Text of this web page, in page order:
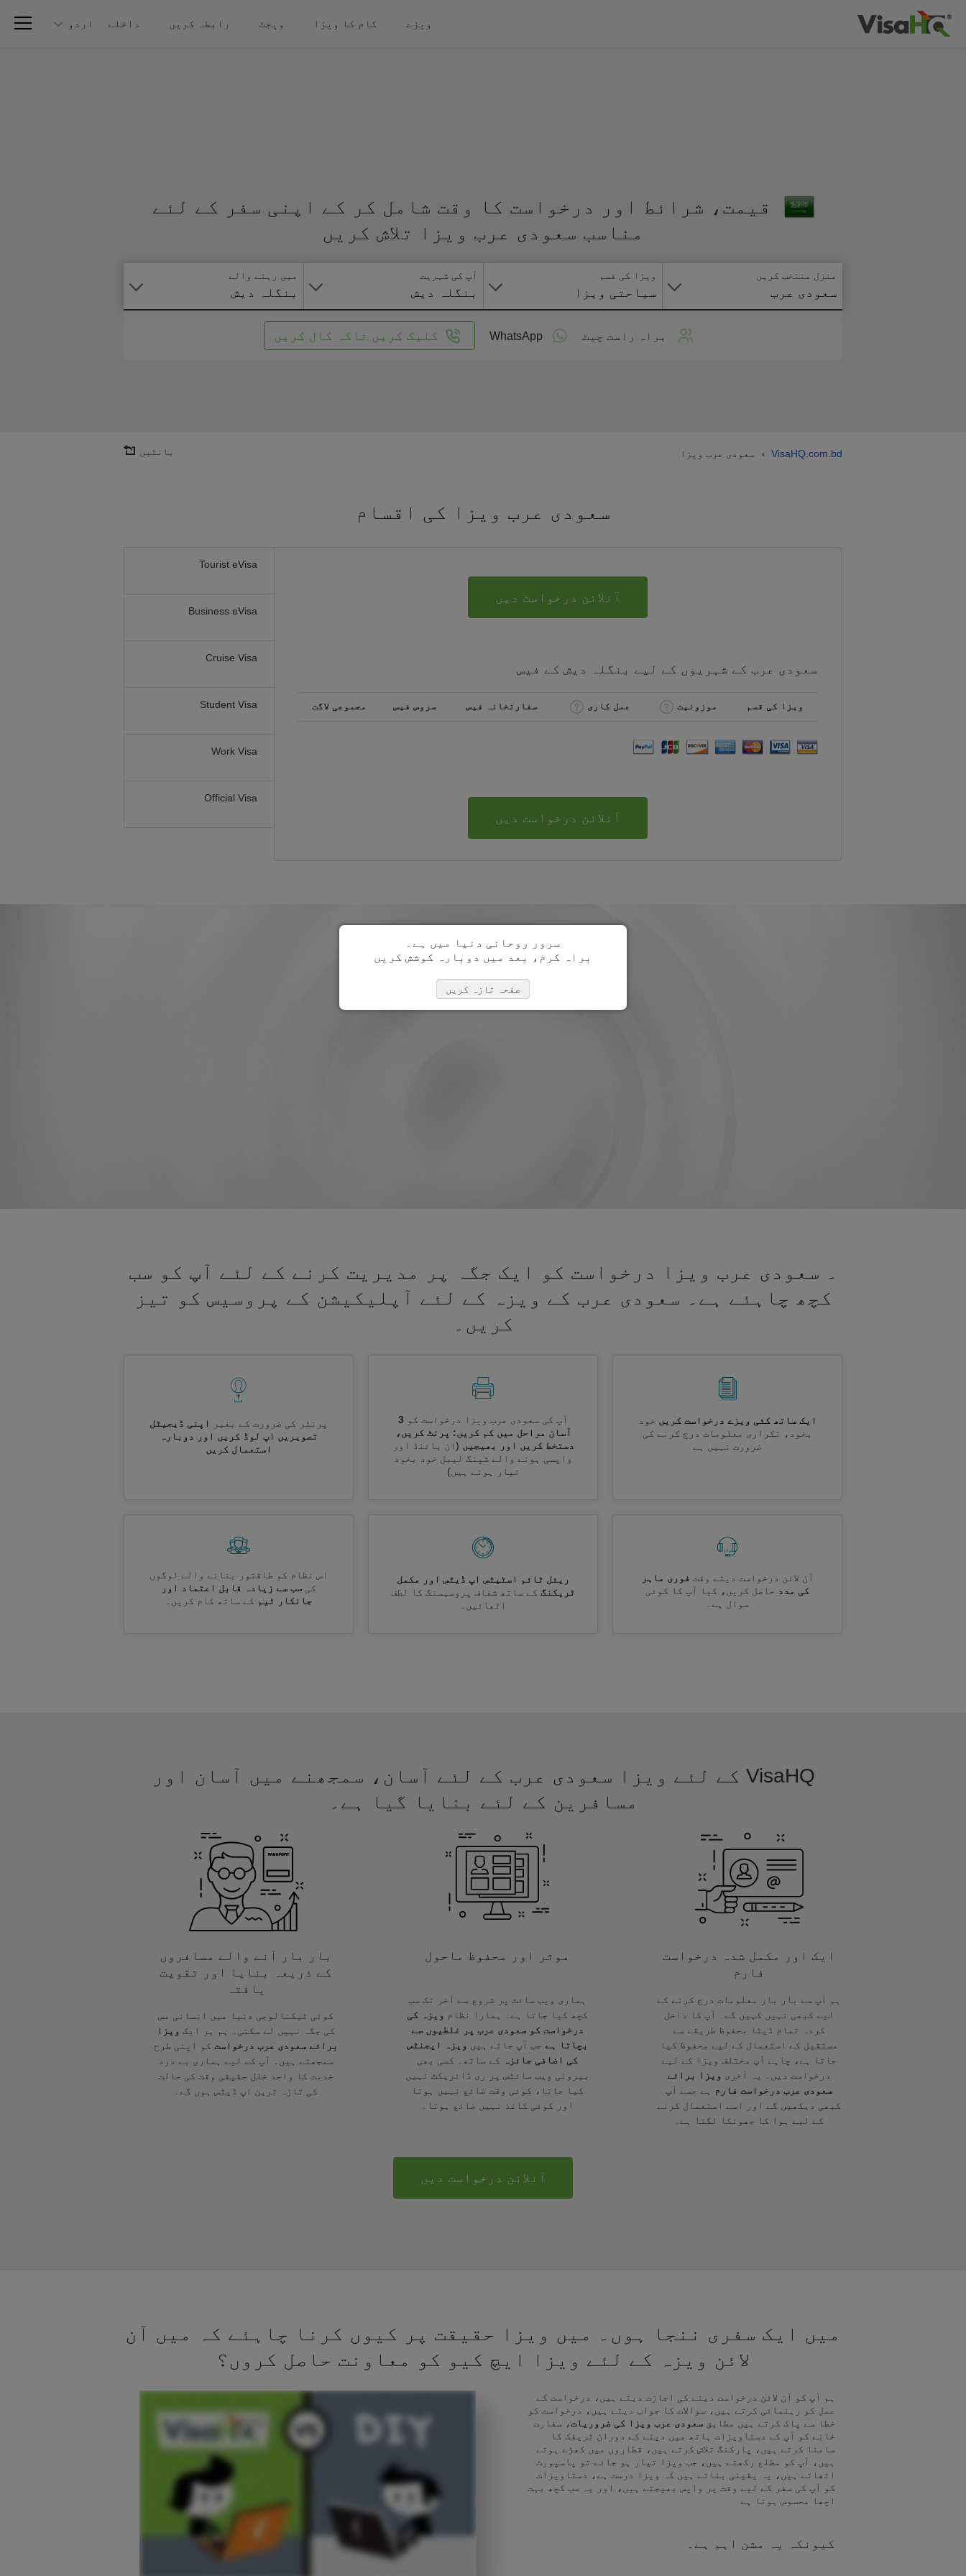
ویزے کام کا ویزا ویجٹ رابطہ کریں داخلے اردو
قیمت، شرائط اور درخواست کا وقت شامل کر کے اپنی سفر کے لئے
مناسب سعودی عرب ویزا تلاش کریں
منزل منتخب کریں
سعودی عرب
ویزا کی قسم
سیاحتی ویزا
آپ کی شہریت
بنگلہ دیش
میں رہنے والے
بنگلہ دیش
براہ راست چیٹ WhatsApp کلیک کریں تاکہ کال کریں
VisaHQ.com.bd
› سعودی عرب ویزا بانٹیں
سعودی عرب ویزا کی اقسام
Tourist eVisa
Business eVisa
Cruise Visa
Student Visa
Work Visa
Official Visa
آنلائن درخواست دیں
سعودی عرب کے شہریوں کے لیے بنگلہ دیش کے فیس
ویزا کی قسم موزونیت عمل کاری سفارتخانہ فیس سروس فیس مجموعی لاگت
آنلائن درخواست دیں
۔ سعودی عرب ویزا درخواست کو ایک جگہ پر مدیریت کرنے کے لئے آپ کو سب
کچھ چاہئے ہے۔ سعودی عرب کے ویزہ کے لئے آپلیکیشن کے پروسیس کو تیز
کریں۔
ایک ساتھ کئی ویزے درخواست کریں خود
بخود، تکراری معلومات درج کرنے کی
ضرورت نہیں ہے
آپ کی سعودی عرب ویزا درخواست کو 3
آسان مراحل میں کم کریں: پرنٹ کریں،
دستخط کریں اور بھیجیں (ان بائنڈ اور
واپسی ہونے والے شپنگ لیبل خود بخود
تیار ہوتے ہیں)
پرنٹر کی ضرورت کے بغیر
اپنی ڈیجیٹل
تصویریں اپ لوڈ کریں اور دوبارہ
استعمال کریں
آن لائن درخواست دیتے وقت فوری ماہر
کی مدد حاصل کریں، کیا آپ کا کوئی
سوال ہے۔
ریئل ٹائم اسٹیٹس اپ ڈیٹس اور مکمل
ٹریکنگ کے ساتھ شفاف پروسیسنگ کا لطف
اٹھائیں۔
اس نظام کو طاقتور بنانے والے لوگوں
کی سب سے زیادہ قابل اعتماد اور
جانکار ٹیم کے ساتھ کام کریں۔
VisaHQ کے لئے ویزا سعودی عرب کے لئے آسان، سمجھنے میں آسان اور
مسافرین کے لئے بنایا گیا ہے۔
ایک اور مکمل شدہ درخواست
فارم
ہم آپ سے بار بار معلومات درج کرنے کے
لیے کبھی نہیں کہیں گے۔ آپ کا داخل
کردہ تمام ڈیٹا محفوظ طریقے سے
مستقبل کے استعمال کے لیے محفوظ کیا
جاتا ہے، چاہے آپ مختلف ویزا کے لیے
درخواست دیں۔ یہ آخری ویزا برائے
سعودی عرب درخواست فارم
ہے جسے آپ
کبھی دیکھیں گے اور اسے استعمال کرنے
کے لیے ہوا کا جھونکا لگتا ہے۔
موثر اور محفوظ ماحول
ہماری ویب سائٹ پر شروع سے آخر تک سب
کچھ کیا جاتا ہے۔ ہمارا نظام ویزہ کی
درخواست کو سعودی عرب پر غلطیوں سے
بچاتا ہے جب آپ جاتے ہیں
ویزہ ایجنٹس
کی اضافی جائزہ
کے ساتھ۔ کسی بھی
بیرونی ویب سائٹس پر ری ڈائریکٹ نہیں
کیا جاتا، کوئی وقت ضائع نہیں ہوتا
اور کوئی کاغذ نہیں ضائع ہوتا۔
بار بار آنے والے مسافروں
کے ذریعہ بنایا اور تقویت
یافتہ
کوئی ٹیکنالوجی دنیا میں انسانی مس
کی جگہ نہیں لے سکتی۔ ہم ہر ایک ویزا
برائے سعودی عرب درخواست کو اپنی طرح
سمجھتے ہیں۔ آپ کے لیے ہماری بے درد
خدمت کا واحد خلل حقیقی وقت کی حالت
کی تازہ ترین اپ ڈیٹس ہوں گے۔
آنلائن درخواست دیں
میں ایک سفری ننجا ہوں۔ میں ویزا حقیقت پر کیوں کرنا چاہئے کہ میں آن
لائن ویزہ کے لئے ویزا ایچ کیو کو معاونت حاصل کروں؟
ہم آپ کو آن لائن درخواست دینے کی اجازت دیتے ہیں، درخواست کے
عمل کو رہنمائی کرتے ہیں، سوالات کا جواب دیتے ہیں، درخواست کو
خطا سے پاک کرتے ہیں مطابق سعودی عرب ویزا کی ضروریات، سفارت
خانے کو آپ کے دستاویزات ہاتھ میں دینے کے دوران ٹریفک کا
سامنا کرتے ہیں، پارکنگ تلاش کرتے ہیں، قطاروں میں کھڑے ہوتے
ہیں، آپ کو مطلع رکھتے ہیں، جب ویزا تیار ہو جائے تو پاسپورٹ
اٹھاتے ہیں، یہ یقینی بناتے ہیں کہ ویزا درست ہے، دستاویزات
کو آپ کی سفر کے لیے وقت پر واپس بھیجتے ہیں، اور یہ سب کچھ بہت
اچھا محسوس ہوتا ہے
کیونکہ یہ مشن اہم ہے۔
سرور روحانی دنیا میں ہے۔
براہ کرم، بعد میں دوبارہ کوشش کریں
صفحہ تازہ کریں